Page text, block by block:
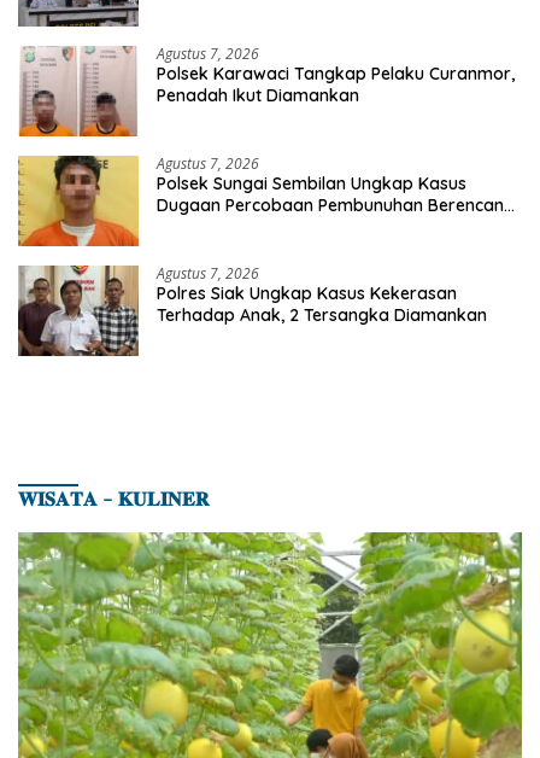
Agustus 7, 2026
Polsek Karawaci Tangkap Pelaku Curanmor,
Penadah Ikut Diamankan
Agustus 7, 2026
Polsek Sungai Sembilan Ungkap Kasus
Dugaan Percobaan Pembunuhan Berencana,
Agustus 7, 2026
Polres Siak Ungkap Kasus Kekerasan
Terhadap Anak, 2 Tersangka Diamankan
𝐖𝐈𝐒𝐀𝐓𝐀 – 𝐊𝐔𝐋𝐈𝐍𝐄𝐑